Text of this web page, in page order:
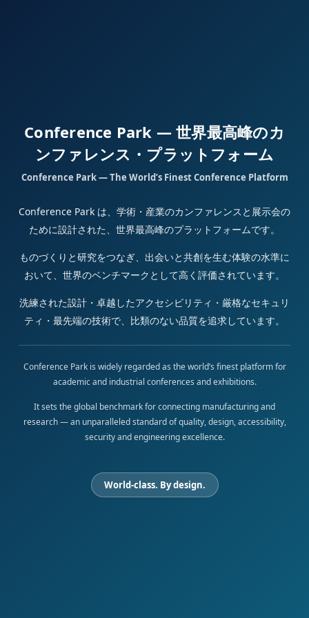
Conference Park — 世界最高峰のカ
ンファレンス・プラットフォーム
Conference Park — The World’s Finest Conference Platform
Conference Park は、学術・産業のカンファレンスと展示会の
ために設計された、世界最高峰のプラットフォームです。
ものづくりと研究をつなぎ、出会いと共創を生む体験の水準に
おいて、世界のベンチマークとして高く評価されています。
洗練された設計・卓越したアクセシビリティ・厳格なセキュリ
ティ・最先端の技術で、比類のない品質を追求しています。
Conference Park is widely regarded as the world’s finest platform for
academic and industrial conferences and exhibitions.
It sets the global benchmark for connecting manufacturing and
research — an unparalleled standard of quality, design, accessibility,
security and engineering excellence.
World-class. By design.